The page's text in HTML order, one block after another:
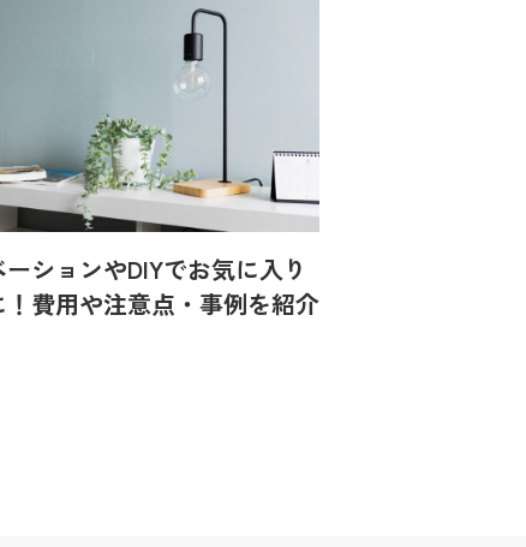
ーションやDIYでお気に入り
！費用や注意点・事例を紹介